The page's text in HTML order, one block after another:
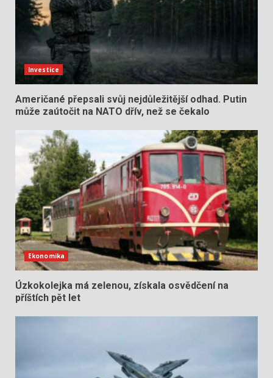
Investice
Američané přepsali svůj nejdůležitější odhad. Putin
může zaútočit na NATO dřív, než se čekalo
Ekonomika
Úzkokolejka má zelenou, získala osvědčení na
příštích pět let